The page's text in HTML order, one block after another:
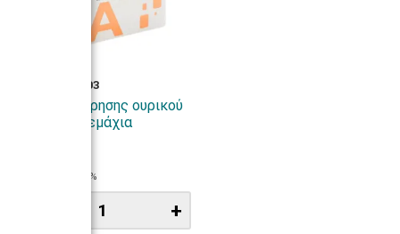
ΚΩΔ: 33000-03
Ταινίες μέτρησης ουρικού
οξέως 50 τεμάχια
16,05€ + ΦΠΑ 24%
+